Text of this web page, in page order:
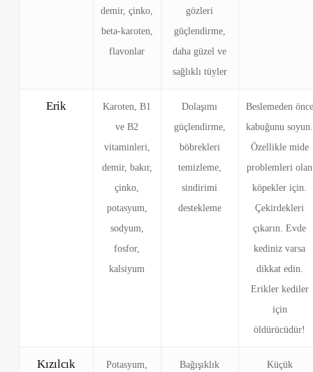
demir, çinko,
beta-karoten,
flavonlar
gözleri
güçlendirme,
daha güzel ve
sağlıklı tüyler
Erik
Karoten, B1
ve B2
vitaminleri,
demir, bakır,
çinko,
potasyum,
sodyum,
fosfor,
kalsiyum
Dolaşımı
güçlendirme,
böbrekleri
temizleme,
sindirimi
destekleme
Beslemeden önce
kabuğunu soyun.
Özellikle mide
problemleri olan
köpekler için.
Çekirdekleri
çıkarın. Evde
kediniz varsa
dikkat edin.
Erikler kediler
için
öldürücüdür!
Kızılcık
Potasyum,
Bağışıklık
Küçük